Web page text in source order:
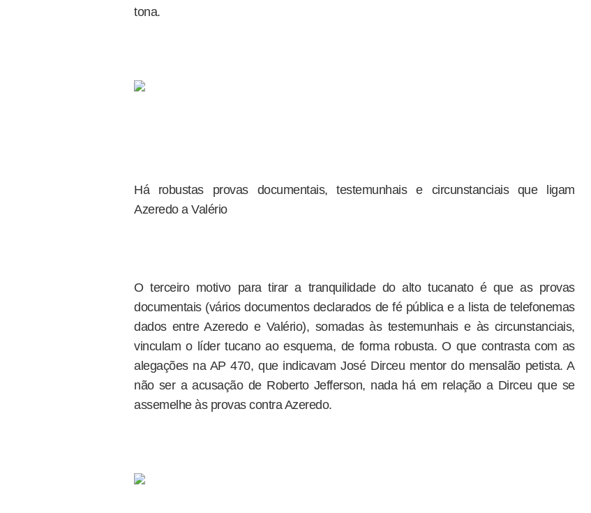
tona.
Há robustas provas documentais, testemunhais e circunstanciais que ligam
Azeredo a Valério
O terceiro motivo para tirar a tranquilidade do alto tucanato é que as provas
documentais (vários documentos declarados de fé pública e a lista de telefonemas
dados entre Azeredo e Valério), somadas às testemunhais e às circunstanciais,
vinculam o líder tucano ao esquema, de forma robusta. O que contrasta com as
alegações na AP 470, que indicavam José Dirceu mentor do mensalão petista. A
não ser a acusação de Roberto Jefferson, nada há em relação a Dirceu que se
assemelhe às provas contra Azeredo.